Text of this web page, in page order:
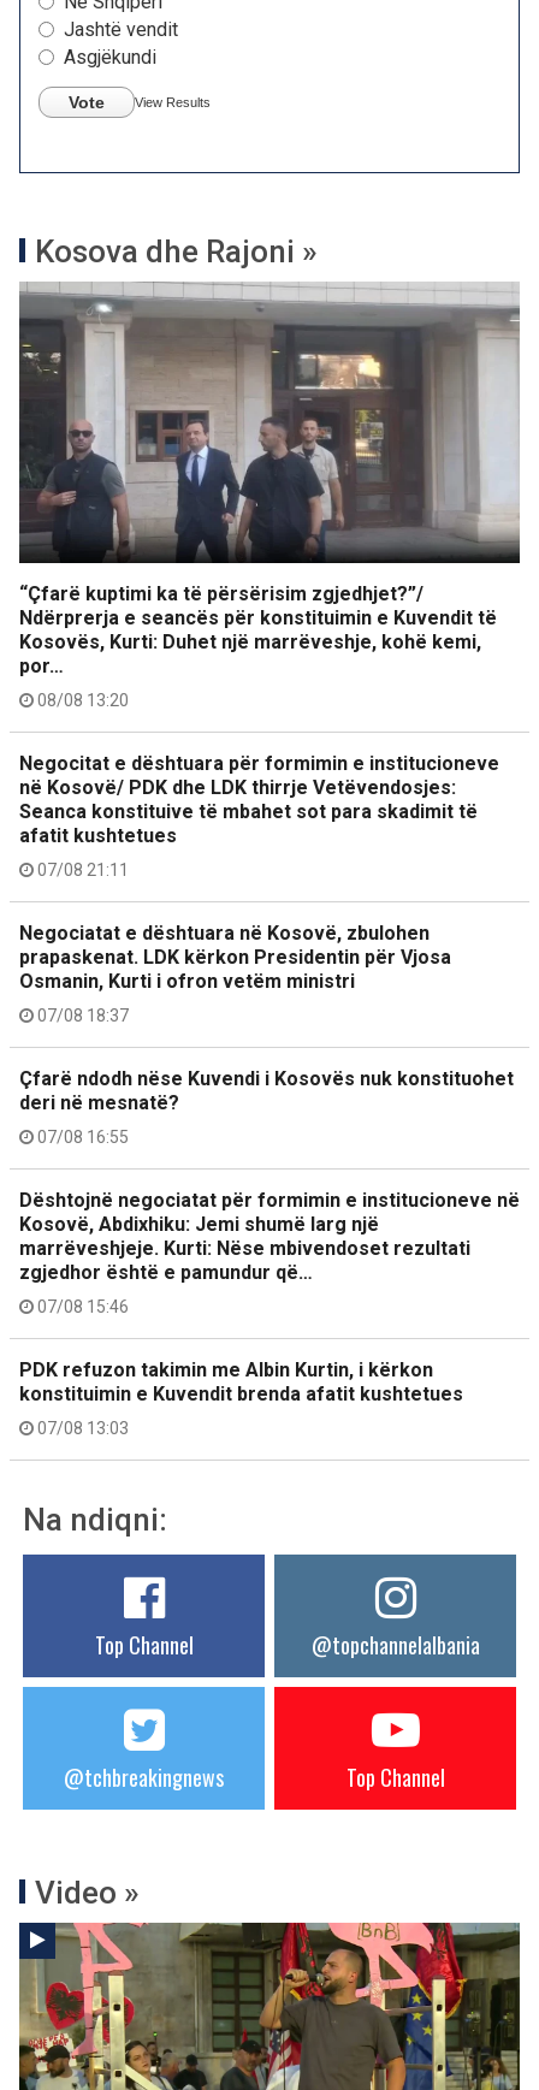
Jashtë vendit
Asgjëkundi
Vote View Results
Kosova dhe Rajoni »
“Çfarë kuptimi ka të përsërisim zgjedhjet?”/
Ndërprerja e seancës për konstituimin e Kuvendit të
Kosovës, Kurti: Duhet një marrëveshje, kohë kemi,
por…
08/08 13:20
Negocitat e dështuara për formimin e institucioneve
në Kosovë/ PDK dhe LDK thirrje Vetëvendosjes:
Seanca konstituive të mbahet sot para skadimit të
afatit kushtetues
07/08 21:11
Negociatat e dështuara në Kosovë, zbulohen
prapaskenat. LDK kërkon Presidentin për Vjosa
Osmanin, Kurti i ofron vetëm ministri
07/08 18:37
Çfarë ndodh nëse Kuvendi i Kosovës nuk konstituohet
deri në mesnatë?
07/08 16:55
Dështojnë negociatat për formimin e institucioneve në
Kosovë, Abdixhiku: Jemi shumë larg një
marrëveshjeje. Kurti: Nëse mbivendoset rezultati
zgjedhor është e pamundur që…
07/08 15:46
PDK refuzon takimin me Albin Kurtin, i kërkon
konstituimin e Kuvendit brenda afatit kushtetues
07/08 13:03
Na ndiqni:
Top Channel @topchannelalbania
@tchbreakingnews Top Channel
Video »